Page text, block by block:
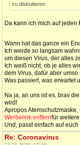
zu diskutieren.
Da kann ich mich auf jeden
Wann hat das ganze ein
Ich werde so langsam
um diesen Virus, der alles
Ich weiß nicht, ob je alles
dem Virus, dafür aber umso
Was passiert, was erwartet
Na ja, an uns ist es, brav
wird!
Apropos
Werbelink entfernfür
Und, passt einfach auf euch
Re: Coronavirus